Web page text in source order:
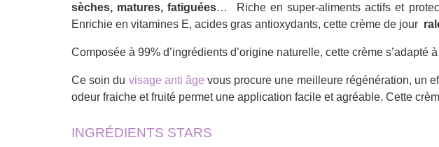
sèches, matures, fatiguées… Riche en super-aliments actifs et
Enrichie en vitamines E, acides gras antioxydants, cette crème de jour
Composée à 99% d’ingrédients d’origine naturelle, cette crème
Ce soin du visage anti âge vous procure une meilleure régénération, un
odeur fraiche et fruité permet une application facile et agréable. Cette
INGRÉDIENTS STARS